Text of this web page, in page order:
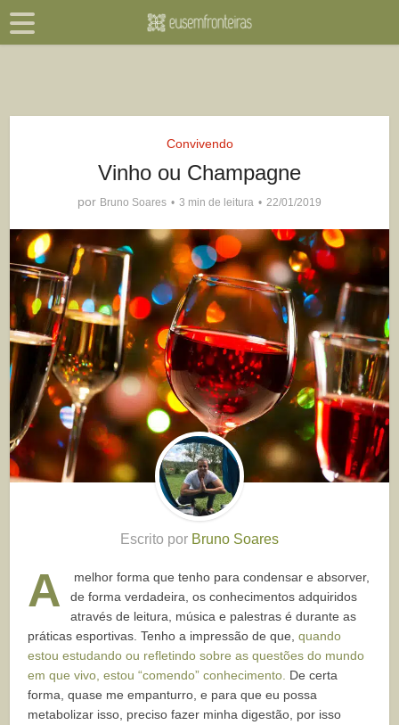
Convivendo
Vinho ou Champagne
por Bruno Soares 3 min de leitura 22/01/2019
Escrito por Bruno Soares
A
melhor forma que tenho para condensar e absorver,
de forma verdadeira, os conhecimentos adquiridos
através de leitura, música e palestras é durante as
práticas esportivas. Tenho a impressão de que,quando
estou estudando ou refletindo sobre as questões do mundo
em que vivo, estou “comendo” conhecimento. De certa
forma, quase me empanturro, e para que eu possa
metabolizar isso, preciso fazer minha digestão, por isso